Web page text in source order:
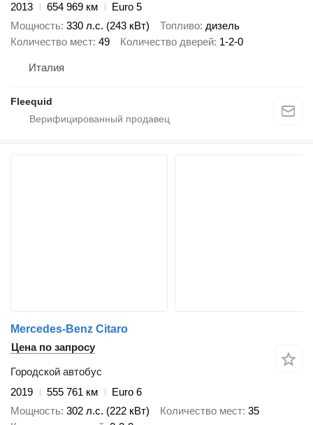
2013
654 969 км
Euro 5
Мощность 330 л.с. (243 кВт) Топливо дизель
Количество мест 49 Количество дверей 1-2-0
Италия
Fleequid
Mercedes-Benz Citaro
Цена по запросу
Городской автобус
2019
555 761 км
Euro 6
Мощность 302 л.с. (222 кВт) Количество мест 35